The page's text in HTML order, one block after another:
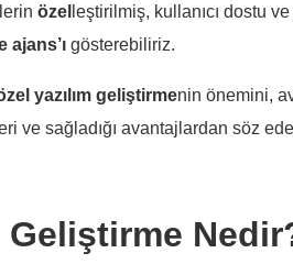
özel leştirilmiş, kullanıcı dostu
ajans’ı gösterebiliriz.
yazılım geliştirmenin önemini,
ve sağladığı avantajlardan söz
Geliştirme